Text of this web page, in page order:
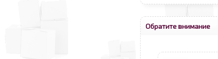
Обратите внимание